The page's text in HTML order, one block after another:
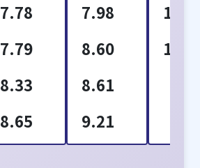
7.78
7.79
8.33
8.65
7.98
8.60
8.61
9.21
1.0
10.0